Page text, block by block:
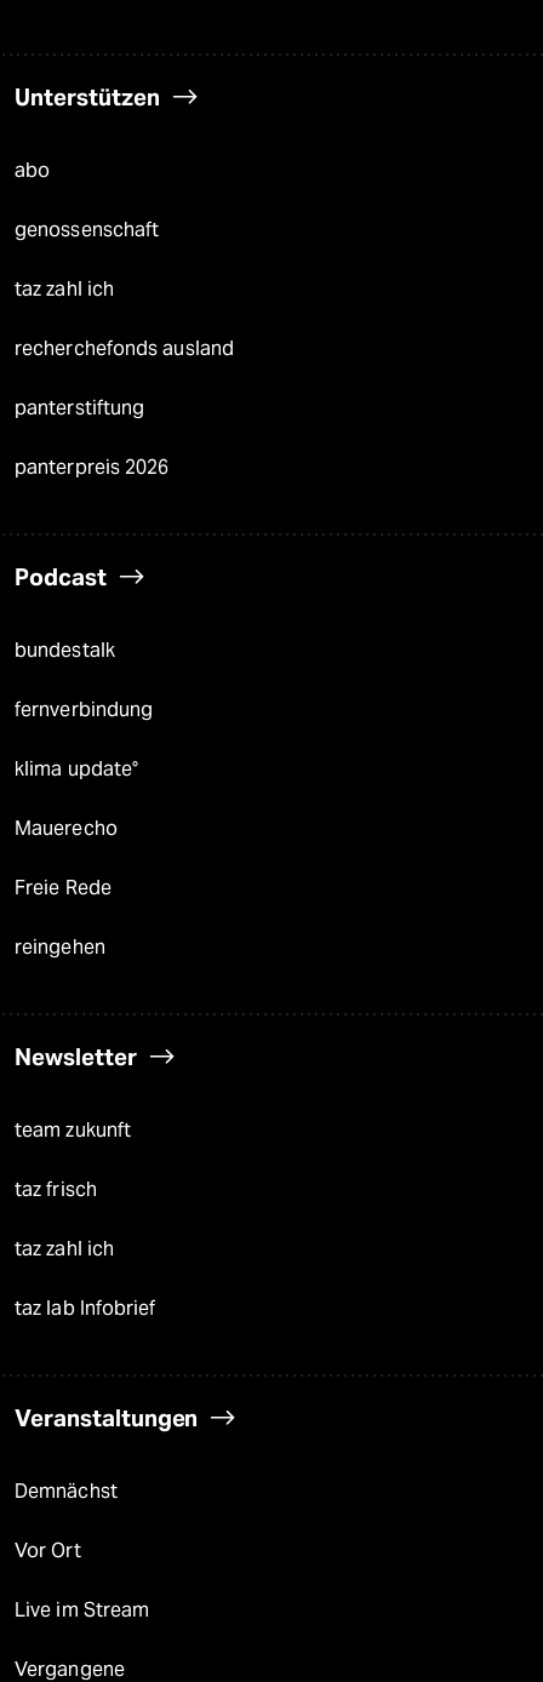
Unterstützen
abo
genossenschaft
taz zahl ich
recherchefonds ausland
panterstiftung
panterpreis 2026
Podcast
bundestalk
fernverbindung
klima update°
Mauerecho
Freie Rede
reingehen
Newsletter
team zukunft
taz frisch
taz zahl ich
taz lab Infobrief
Veranstaltungen
Demnächst
Vor Ort
Live im Stream
Vergangene